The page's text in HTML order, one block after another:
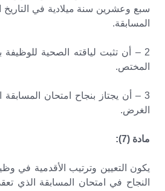
سبع وعشرين سنة ميلادية في التاريخ
المسابقة.
2 – أن تثبت لياقته الصحية
المختص.
3 – أن يجتاز بنجاح امتحان المسابقة
الغرض.
مادة (7):
يكون التعيين وترتيب الأقدمية في
النجاح في امتحان المسابقة الذي